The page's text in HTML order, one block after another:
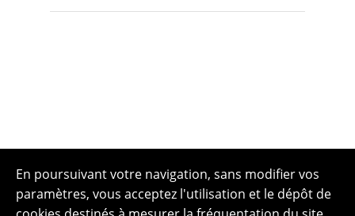
En poursuivant votre navigation, sans modifier vos
paramètres, vous acceptez l'utilisation et le dépôt de